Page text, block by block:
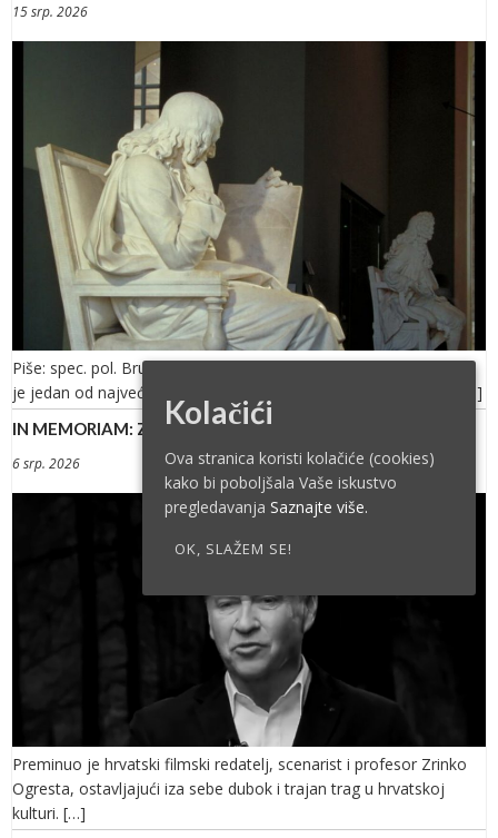
15 srp. 2026
Piše: spec. pol. Bruno Rukavina Blaise Pascal (1623. – 1662.) bio
je jedan od najvećih matematičkih umova 17. stoljeća, čovjek […]
IN MEMORIAM: ZRINKO OGRESTA (1958. – 2026.)
6 srp. 2026
Preminuo je hrvatski filmski redatelj, scenarist i profesor Zrinko
Ogresta, ostavljajući iza sebe dubok i trajan trag u hrvatskoj
kulturi. […]
Kolačići
Ova stranica koristi kolačiće (cookies)
kako bi poboljšala Vaše iskustvo
pregledavanja Saznajte više.
OK, SLAŽEM SE!